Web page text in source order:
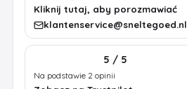
Kliknij tutaj, aby porozmawiać
klantenservice@sneltegoed.nl
5 / 5
Na podstawie 2 opinii